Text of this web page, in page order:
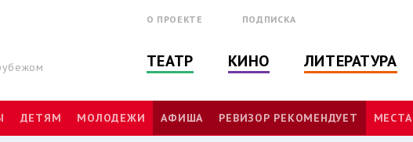
О ПРОЕКТЕ ПОДПИСКА
ТЕАТР КИНО ЛИТЕРАТУРА
ДЕТЯМ МОЛОДЕЖИ АФИША РЕВИЗОР РЕКОМЕНДУЕТ МЕСТА